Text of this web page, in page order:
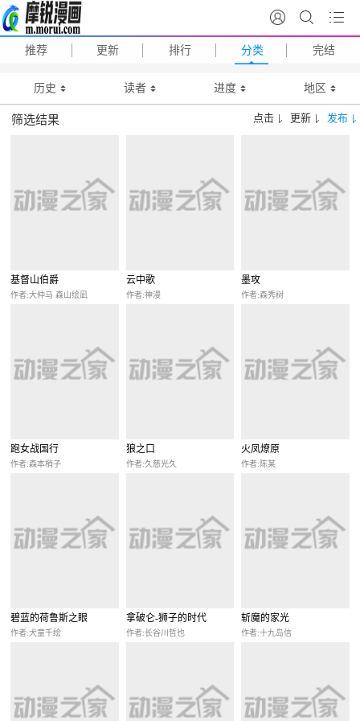
推荐 更新 排行 分类 完结
历史 读者 进度 地区
筛选结果 发布
更新
点击
基督山伯爵
作者:大仲马 森山绘凪
云中歌
作者:神漫
墨攻
作者:森秀树
跑女战国行
作者:森本梢子
狼之口
作者:久慈光久
火凤燎原
作者:陈某
碧蓝的荷鲁斯之眼
作者:犬童千绘
拿破仑-狮子的时代
作者:长谷川哲也
斩魔的家光
作者:十九岛信